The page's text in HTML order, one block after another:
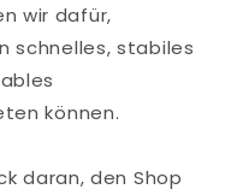
wir dafür,
schnelles, stabiles
können.
daran, den Shop